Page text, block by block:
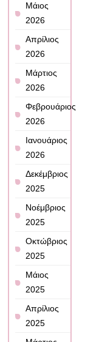
Μάιος
2026
Απρίλιος
2026
Μάρτιος
2026
Φεβρουάριος
2026
Ιανουάριος
2026
Δεκέμβριος
2025
Νοέμβριος
2025
Οκτώβριος
2025
Μάιος
2025
Απρίλιος
2025